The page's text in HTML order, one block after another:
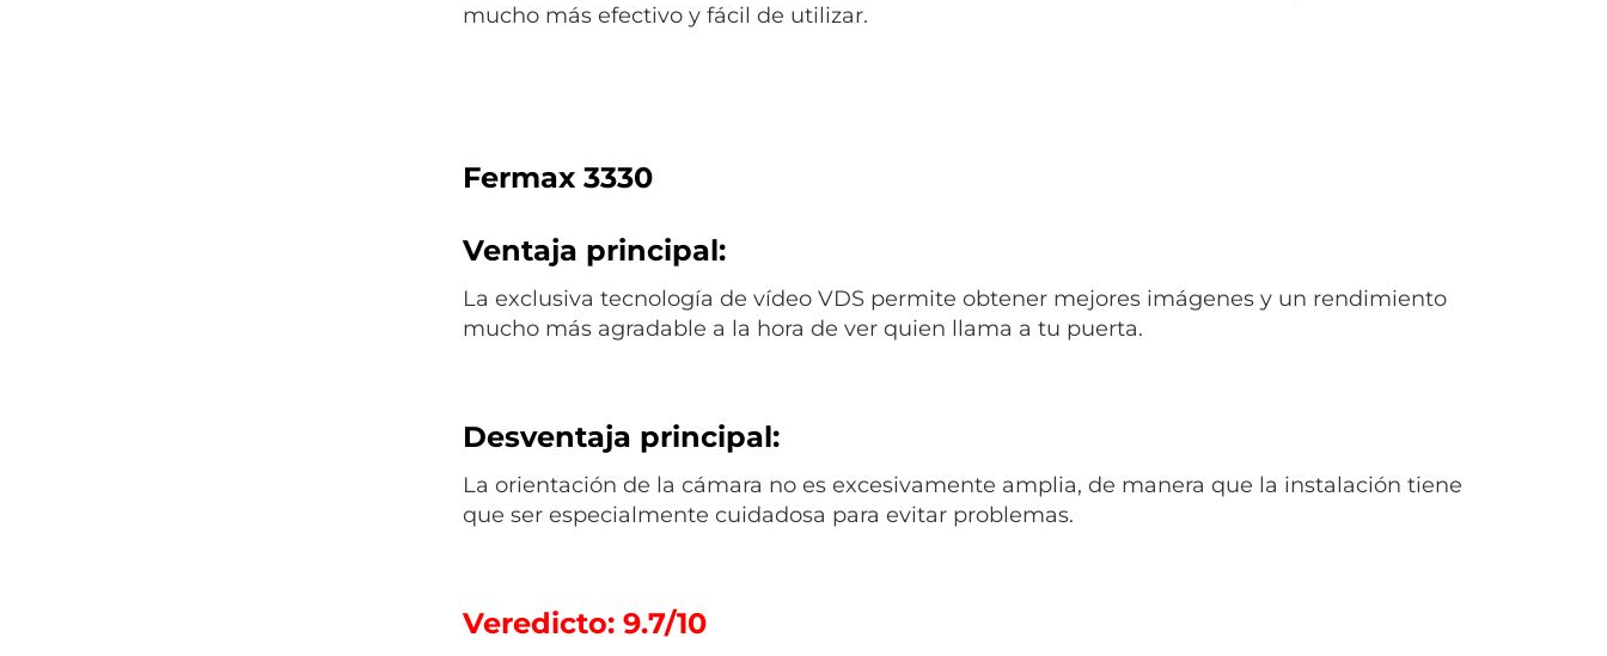
mucho más efectivo y fácil de utilizar.
Fermax 3330
Ventaja principal:
La exclusiva tecnología de vídeo VDS permite obtener mejores imágenes y un rendimiento
mucho más agradable a la hora de ver quien llama a tu puerta.
Desventaja principal:
La orientación de la cámara no es excesivamente amplia, de manera que la instalación tiene
que ser especialmente cuidadosa para evitar problemas.
Veredicto: 9.7/10